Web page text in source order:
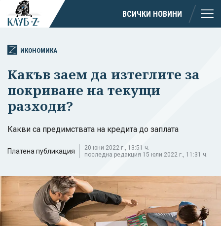
ВСИЧКИ НОВИНИ
ИКОНОМИКА
Какъв заем да изтеглите за
покриване на текущи
разходи?
Какви са предимствата на кредита до заплата
Платена публикация
20 юни 2022 г., 13:51 ч.
последна редакция 15 юли 2022 г., 11:31 ч.